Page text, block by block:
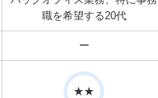
職を希望する20代
ー
★★